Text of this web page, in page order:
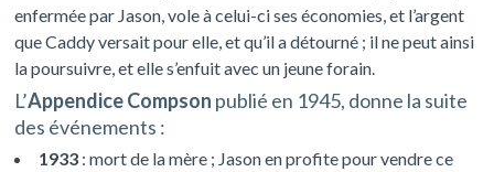
enfermée par Jason, vole à celui-ci ses économies, et l’argent
que Caddy versait pour elle, et qu’il a détourné ; il ne peut ainsi
la poursuivre, et elle s’enfuit avec un jeune forain.
L’Appendice Compson publié en 1945, donne la suite
des événements :
1933 : mort de la mère ; Jason en profite pour vendre ce